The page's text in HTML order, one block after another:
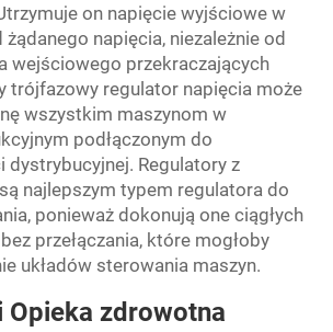
on napięcie wyjściowe w
żądanego napięcia, niezależnie od
wejściowego przekraczających
trójfazowy regulator napięcia może
wszystkim maszynom w
podłączonym do
Regulatory z
najlepszym typem regulatora do
ponieważ dokonują one ciągłych
przełączania, które mogłoby
układów sterowania maszyn.
Opieka zdrowotna